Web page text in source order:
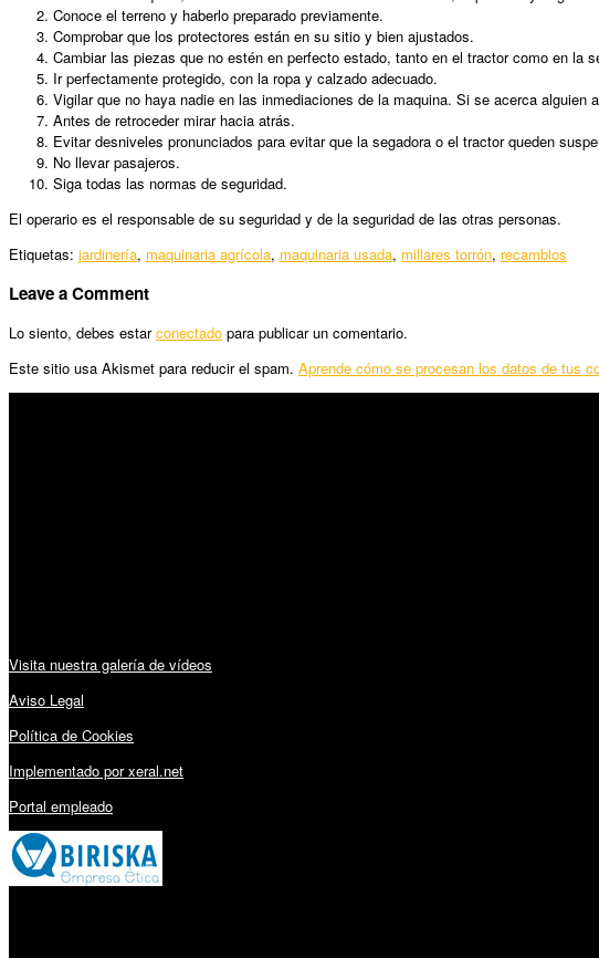
Conoce el terreno y haberlo preparado previamente.
Comprobar que los protectores están en su sitio y bien ajustados.
Cambiar las piezas que no estén en perfecto estado, tanto en el tractor como en la
Ir perfectamente protegido, con la ropa y calzado adecuado.
Vigilar que no haya nadie en las inmediaciones de la maquina. Si se acerca
Antes de retroceder mirar hacia atrás.
Evitar desniveles pronunciados para evitar que la segadora o el tractor queden
No llevar pasajeros.
Siga todas las normas de seguridad.
El operario es el responsable de su seguridad y de la seguridad de las otras personas.
Etiquetas: jardinería, maquinaria agrícola, maquinaria usada, millares torrón, recambios
Leave a Comment
Lo siento, debes estarconectado para publicar un comentario.
Este sitio usa Akismet para reducir el spam. Aprende cómo se procesan los datos de tus
Visita nuestra galería de vídeos
Aviso Legal
Política de Cookies
Implementado por xeral.net
Portal empleado